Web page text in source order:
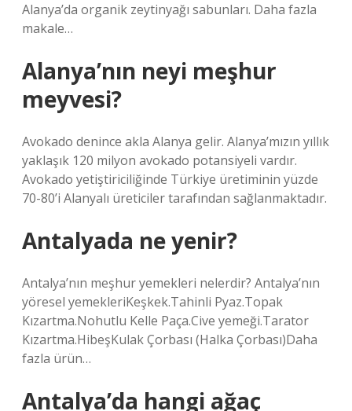
Alanya’da organik zeytinyağı sabunları. Daha fazla
makale…
Alanya’nın neyi meşhur
meyvesi?
Avokado denince akla Alanya gelir. Alanya’mızın yıllık
yaklaşık 120 milyon avokado potansiyeli vardır.
Avokado yetiştiriciliğinde Türkiye üretiminin yüzde
70-80’i Alanyalı üreticiler tarafından sağlanmaktadır.
Antalyada ne yenir?
Antalya’nın meşhur yemekleri nelerdir? Antalya’nın
yöresel yemekleriKeşkek.Tahinli Pyaz.Topak
Kızartma.Nohutlu Kelle Paça.Cive yemeği.Tarator
Kızartma.HibeşKulak Çorbası (Halka Çorbası)Daha
fazla ürün…
Antalya’da hangi ağaç